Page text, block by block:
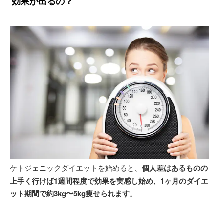
ケトジェニックダイエットを始めると、 個人差はあるものの
上手く行けば1週間程度で効果を実感し始め、1ヶ月のダイエ
ット期間で約3kg〜5kg痩せられます。